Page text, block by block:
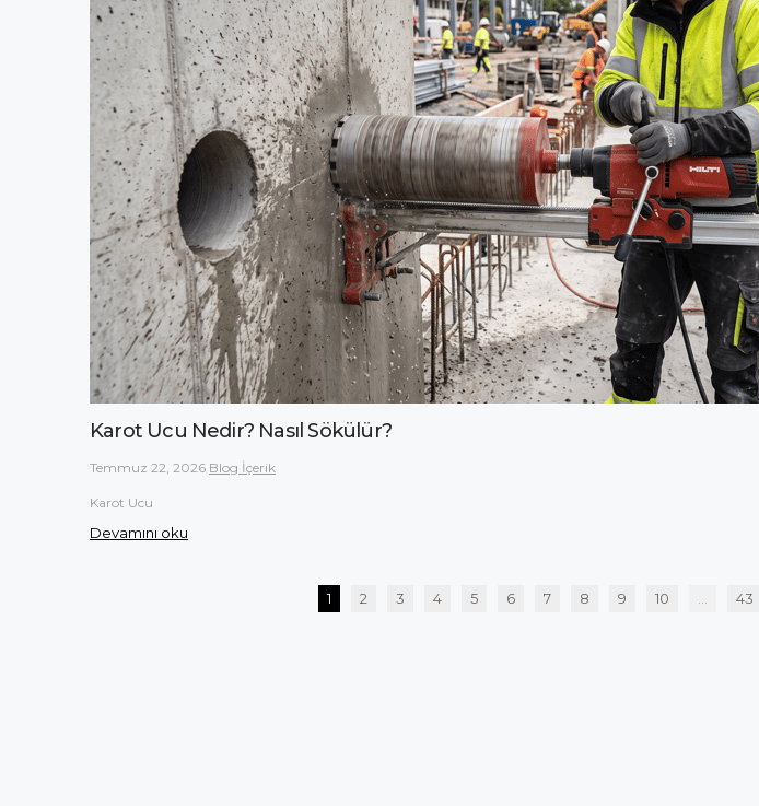
Karot Ucu Nedir? Nasıl Sökülür?
Temmuz 22, 2026 Blog İçerik
Karot Ucu
Devamını oku
1 2 3 4 5 6 7 8 9 10 ... 43